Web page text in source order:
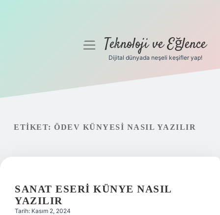
Gizlilik Politikası
menüyüTeknoloji ve Eğlence
Dijital dünyada neşeli keşifler yap!
ETIKET: ÖDEV KÜNYESI NASIL YAZILIR
SANAT ESERI KÜNYE NASIL
YAZILIR
Tarih: Kasım 2, 2024